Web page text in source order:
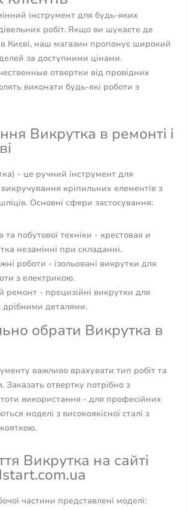
інструмент для будь-яких
робіт. Якщо ви шукаєте де
Києві, наш магазин пропонує широкий
за доступними цінами.
отвертки від провідних
виконати будь-які роботи з
Викрутка в ремонті і
- це ручний інструмент для
кріпильних елементів з
Основні сфери застосування:
побутової техніки - крестовая и
незамінні при складанні.
роботи - ізольовані викрутки для
з електрикою.
ремонт - прецизійні викрутки для
дрібними деталями.
обрати Викрутка в
важливо врахувати тип робіт та
Заказать отвертку потрібно з
використання - для професійних
моделі з високоякісної сталі з
Викрутка на сайті
частини представлені моделі: